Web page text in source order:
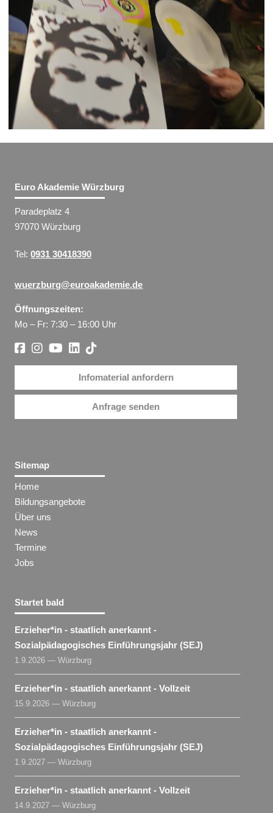
Euro Akademie Würzburg
Paradeplatz 4
97070 Würzburg
Tel:0931 30418390
wuerzburg@euroakademie.de
Öffnungszeiten:
Mo – Fr: 7:30 – 16:00 Uhr
Infomaterial anfordern
Anfrage senden
Sitemap
Home
Bildungsangebote
Über uns
News
Termine
Jobs
Startet bald
Erzieher​*in - staatlich anerkannt -
Sozialpädagogisches Einführungsjahr (SEJ)
1.9.2026 — Würzburg
Erzieher​*in - staatlich anerkannt - Vollzeit
15.9.2026 — Würzburg
Erzieher​*in - staatlich anerkannt -
Sozialpädagogisches Einführungsjahr (SEJ)
1.9.2027 — Würzburg
Erzieher​*in - staatlich anerkannt - Vollzeit
14.9.2027 — Würzburg